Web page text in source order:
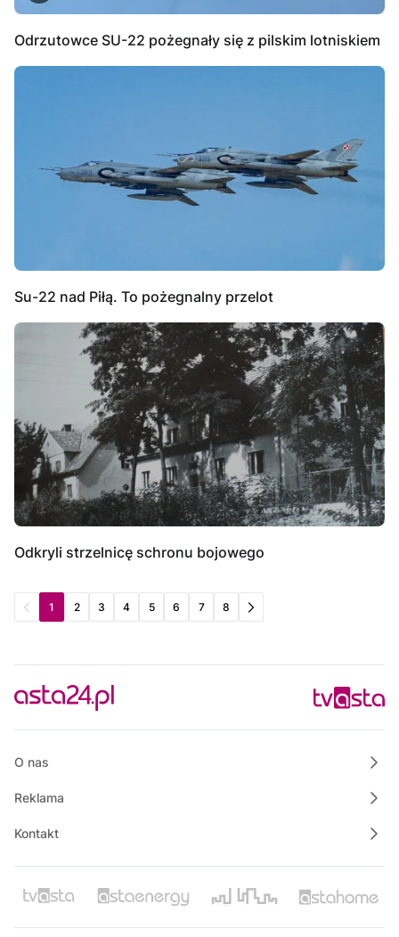
Odrzutowce SU-22 pożegnały się z pilskim lotniskiem
Su-22 nad Piłą. To pożegnalny przelot
Odkryli strzelnicę schronu bojowego
1 2 3 4 5 6 7 8
O nas
Reklama
Kontakt